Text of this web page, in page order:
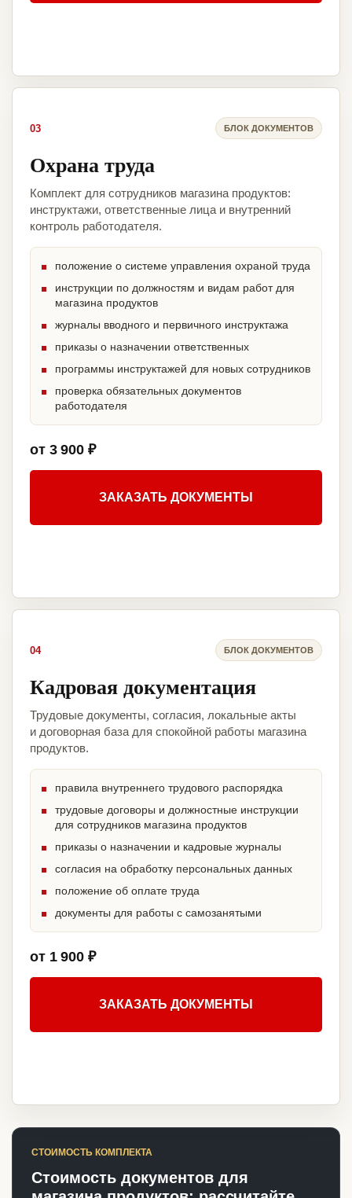
03 БЛОК ДОКУМЕНТОВ
Охрана труда
Комплект для сотрудников магазина продуктов:
инструктажи, ответственные лица и внутренний
контроль работодателя.
положение о системе управления охраной труда
инструкции по должностям и видам работ для
магазина продуктов
журналы вводного и первичного инструктажа
приказы о назначении ответственных
программы инструктажей для новых сотрудников
проверка обязательных документов
работодателя
от 3 900 ₽
ЗАКАЗАТЬ ДОКУМЕНТЫ
04 БЛОК ДОКУМЕНТОВ
Кадровая документация
Трудовые документы, согласия, локальные акты
и договорная база для спокойной работы магазина
продуктов.
правила внутреннего трудового распорядка
трудовые договоры и должностные инструкции
для сотрудников магазина продуктов
приказы о назначении и кадровые журналы
согласия на обработку персональных данных
положение об оплате труда
документы для работы с самозанятыми
от 1 900 ₽
ЗАКАЗАТЬ ДОКУМЕНТЫ
СТОИМОСТЬ КОМПЛЕКТА
Стоимость документов для